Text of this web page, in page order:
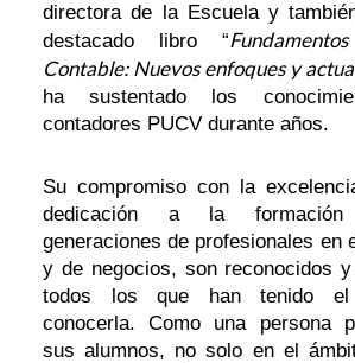
directora de la Escuela y
destacado libro “
Contable: Nuevos enfoques y
ha sustentado los
contadores PUCV durante años.
Su compromiso con la
dedicación a la
generaciones de profesionales en
y de negocios, son reconocidos
todos los que han tenido el
conocerla. Como una persona
sus alumnos, no solo en el